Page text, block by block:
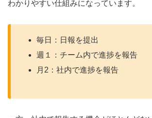
わかりやすい仕組みになっています。
毎日：日報を提出
週１：チーム内で進捗を報告
月2：社内で進捗を報告